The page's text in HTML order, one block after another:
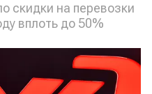
скидки на перевозки
вплоть до 50%